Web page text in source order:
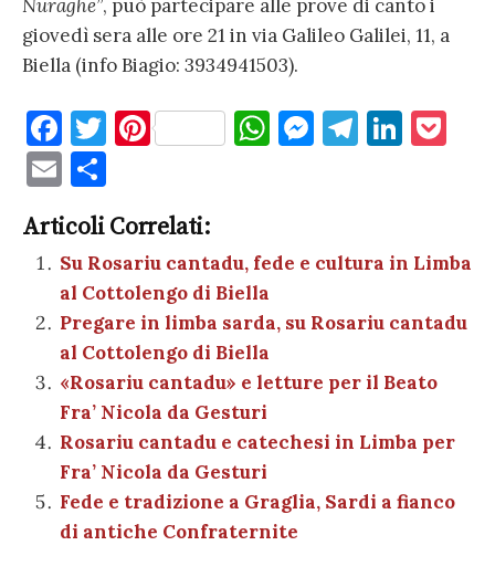
Nuraghe”, può partecipare alle prove di canto i
giovedì sera alle ore 21 in via Galileo Galilei, 11, a
Biella (info Biagio: 3934941503).
F
a
c
e
b
o
o
k
T
te
r
Pi
es
t
W
A
p
M
g
er
T
a
m
Li
dI et
E
m
ai
l
n
di
vi
di
Articoli Correlati:
Su Rosariu cantadu, fede e cultura in Limba
al Cottolengo di Biella
Pregare in limba sarda, su Rosariu cantadu
al Cottolengo di Biella
«Rosariu cantadu» e letture per il Beato
Fra’ Nicola da Gesturi
Rosariu cantadu e catechesi in Limba per
Fra’ Nicola da Gesturi
Fede e tradizione a Graglia, Sardi a fianco
di antiche Confraternite